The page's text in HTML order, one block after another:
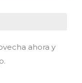
ahora y